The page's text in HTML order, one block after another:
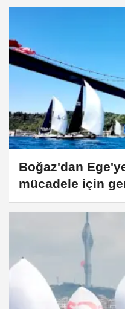
Boğaz'dan
mücadele için